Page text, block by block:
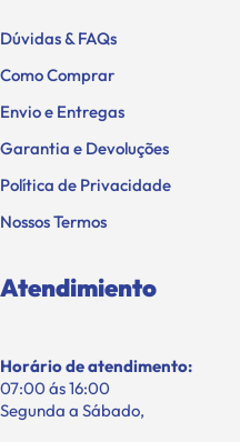
Dúvidas & FAQs
Como Comprar
Envio e Entregas
Garantia e Devoluções
Política de Privacidade
Nossos Termos
Atendimiento
Horário de atendimento:
07:00 ás 16:00
Segunda a Sábado,